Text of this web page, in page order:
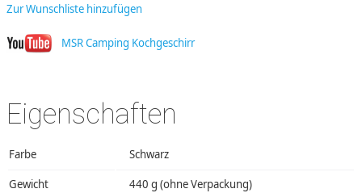
Zur Wunschliste hinzufügen
MSR Camping Kochgeschirr
Eigenschaften
Farbe Schwarz
Gewicht 440 g (ohne Verpackung)